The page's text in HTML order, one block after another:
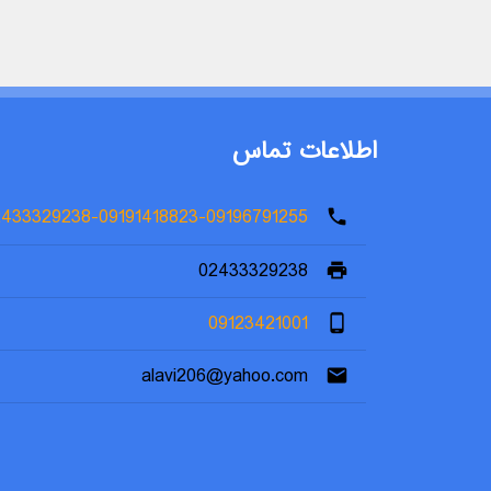
اطلاعات تماس
phone
09191418823-09196791255
print
02433329238
phone_android
09123421001
email
alavi206@yahoo.com